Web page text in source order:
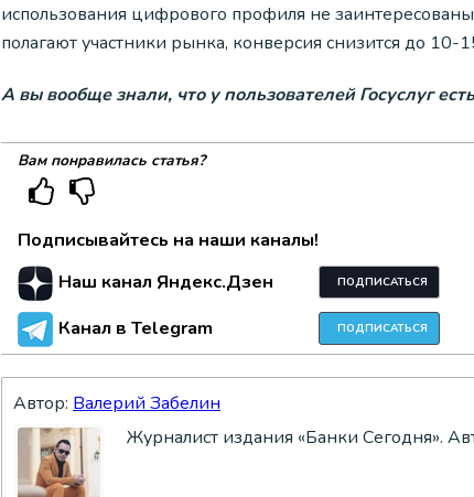
использования цифрового профиля не
полагают участники рынка, конверсия снизится до 10-
А вы вообще знали, что у пользователей Госуслуг
Вам понравилась статья?
Подписывайтесь на наши каналы!
Наш канал Яндекс.Дзен
ПОДПИСАТЬСЯ
Канал в Telegram ПОДПИСАТЬСЯ
Автор: Валерий Забелин
Журналист издания «Банки Сегодня».